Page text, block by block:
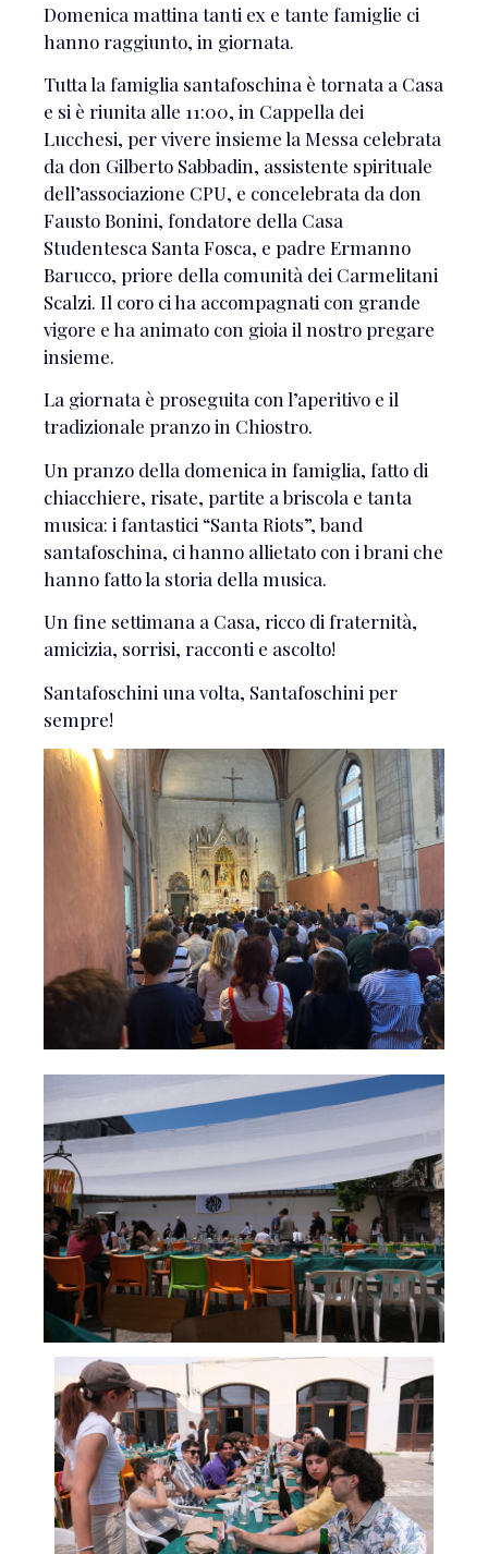
Domenica mattina tanti ex e tante famiglie ci
hanno raggiunto, in giornata.
Tutta la famiglia santafoschina è tornata a Casa
e si è riunita alle 11:00, in Cappella dei
Lucchesi, per vivere insieme la Messa celebrata
da don Gilberto Sabbadin, assistente spirituale
dell’associazione CPU, e concelebrata da don
Fausto Bonini, fondatore della Casa
Studentesca Santa Fosca, e padre Ermanno
Barucco, priore della comunità dei Carmelitani
Scalzi. Il coro ci ha accompagnati con grande
vigore e ha animato con gioia il nostro pregare
insieme.
La giornata è proseguita con l’aperitivo e il
tradizionale pranzo in Chiostro.
Un pranzo della domenica in famiglia, fatto di
chiacchiere, risate, partite a briscola e tanta
musica: i fantastici “Santa Riots”, band
santafoschina, ci hanno allietato con i brani che
hanno fatto la storia della musica.
Un fine settimana a Casa, ricco di fraternità,
amicizia, sorrisi, racconti e ascolto!
Santafoschini una volta, Santafoschini per
sempre!